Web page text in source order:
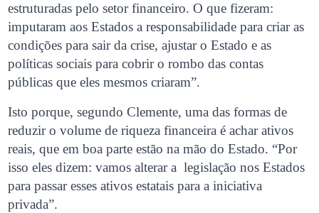
estruturadas pelo setor financeiro. O que fizeram:
imputaram aos Estados a responsabilidade para criar as
condições para sair da crise, ajustar o Estado e as
políticas sociais para cobrir o rombo das contas
públicas que eles mesmos criaram”.
Isto porque, segundo Clemente, uma das formas de
reduzir o volume de riqueza financeira é achar ativos
reais, que em boa parte estão na mão do Estado. “Por
isso eles dizem: vamos alterar a legislação nos Estados
para passar esses ativos estatais para a iniciativa
privada”.